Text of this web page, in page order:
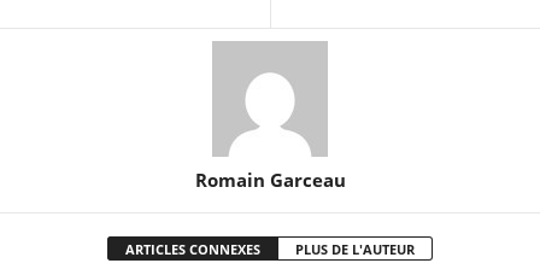
Romain Garceau
ARTICLES CONNEXES PLUS DE L'AUTEUR